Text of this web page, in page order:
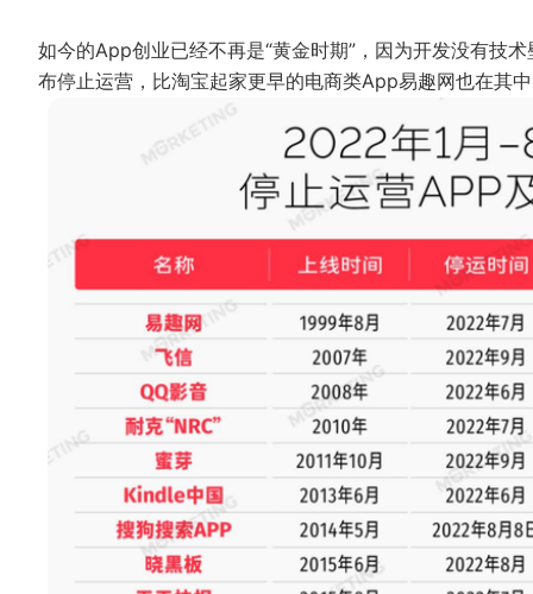
如今的App创业已经不再是“黄金时期”，因为开发没有技
布停止运营，比淘宝起家更早的电商类App易趣网也在其